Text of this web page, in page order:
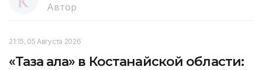
Автор
21:15, 05 Августа 2026
«Таза қала» в Костанайской области: